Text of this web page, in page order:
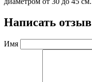
Написать отзыв
Имя